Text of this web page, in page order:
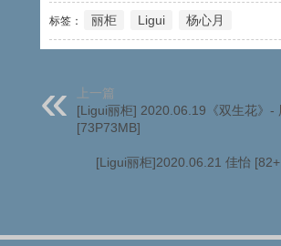
标签： 丽柜 Ligui 杨心月
上一篇
[Ligui丽柜] 2020.06.19《双生花》-
[73P73MB]
[Ligui丽柜]2020.06.21 佳怡